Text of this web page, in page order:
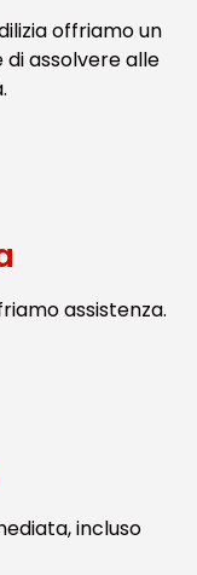
offriamo un
assolvere alle
assistenza.
incluso